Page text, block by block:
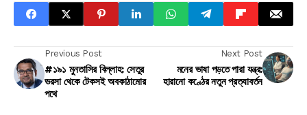
Previous Post
#১৯১ মুনতাসির বিল্লাহ: সেতুর
ভরসা থেকে টেকসই অবকাঠামোর
পথে
Next Post
মনের ভাষা পড়তে পারা যন্ত্র:
হারানো কণ্ঠের নতুন প্রত্যাবর্তন